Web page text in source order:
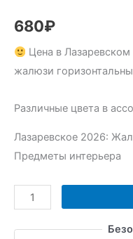
680₽
Цена в Лазаревском
жалюзи
Различные цвета в
Лазаревское 2026:
Предметы интерьера
Количество
товара
Жалюзи